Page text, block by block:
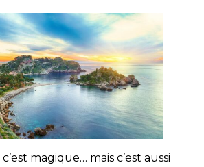
magique… mais c’est aussi